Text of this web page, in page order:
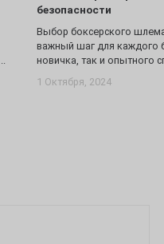
безопасности
Выбор боксерского
важный шаг для каждого
новичка, так и опытного
1 Октября, 2024